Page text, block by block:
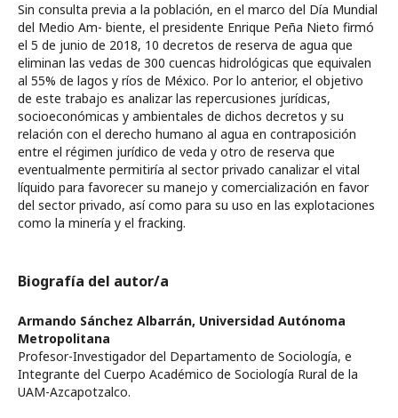
Sin consulta previa a la población, en el marco del Día Mundial
del Medio Am- biente, el presidente Enrique Peña Nieto firmó
el 5 de junio de 2018, 10 decretos de reserva de agua que
eliminan las vedas de 300 cuencas hidrológicas que equivalen
al 55% de lagos y ríos de México. Por lo anterior, el objetivo
de este trabajo es analizar las repercusiones jurídicas,
socioeconómicas y ambientales de dichos decretos y su
relación con el derecho humano al agua en contraposición
entre el régimen jurídico de veda y otro de reserva que
eventualmente permitiría al sector privado canalizar el vital
líquido para favorecer su manejo y comercialización en favor
del sector privado, así como para su uso en las explotaciones
como la minería y el fracking.
Biografía del autor/a
Armando Sánchez Albarrán, Universidad Autónoma
Metropolitana
Profesor-Investigador del Departamento de Sociología, e
Integrante del Cuerpo Académico de Sociología Rural de la
UAM-Azcapotzalco.